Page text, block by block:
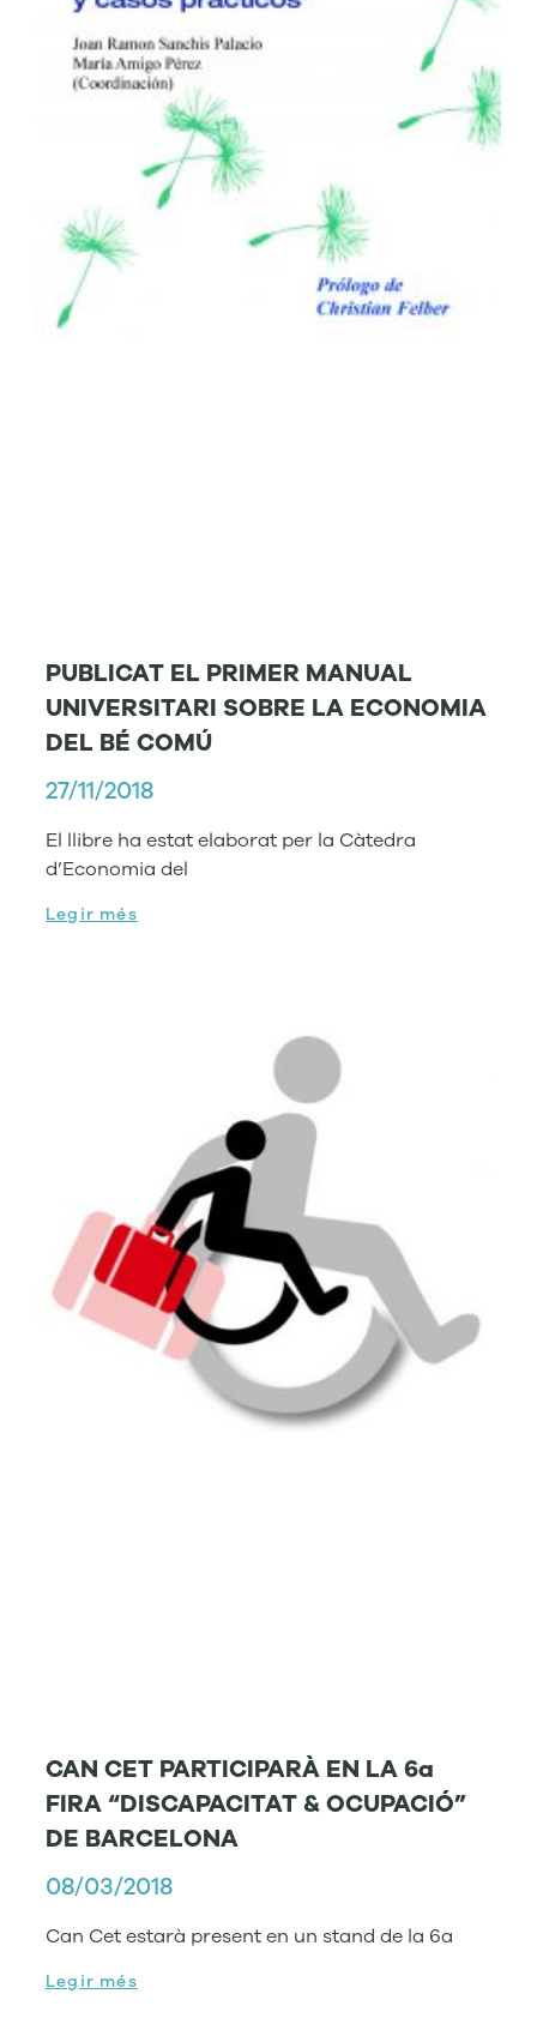
PUBLICAT EL PRIMER MANUAL
UNIVERSITARI SOBRE LA ECONOMIA
DEL BÉ COMÚ
27/11/2018
El llibre ha estat elaborat per la Càtedra
d’Economia del
Legir més
CAN CET PARTICIPARÀ EN LA 6a
FIRA “DISCAPACITAT & OCUPACIÓ”
DE BARCELONA
08/03/2018
Can Cet estarà present en un stand de la 6a
Legir més